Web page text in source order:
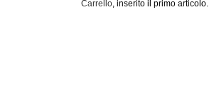
Carrello, inserito il primo articolo.